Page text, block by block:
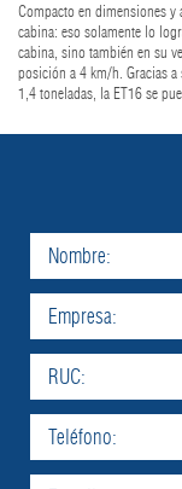
Compacto en dimensiones y
cabina: eso solamente lo
cabina, sino también en su
posición a 4 km/h. Gracias
1,4 toneladas, la ET16 se